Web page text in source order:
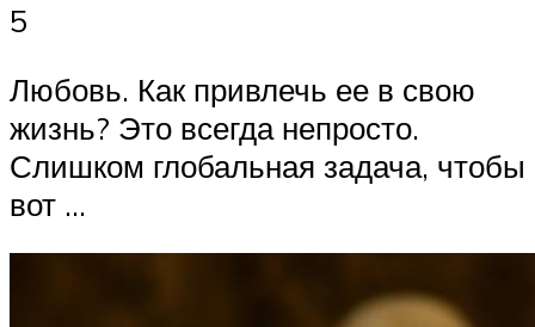
5
Любовь. Как привлечь ее в свою
жизнь? Это всегда непросто.
Слишком глобальная задача, чтобы
вот …